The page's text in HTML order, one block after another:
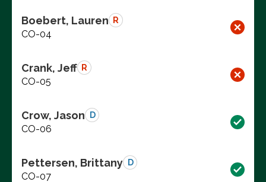
Boebert, Lauren R
CO-04
Crank, Jeff R
CO-05
Crow, Jason D
CO-06
Pettersen, Brittany D
CO-07